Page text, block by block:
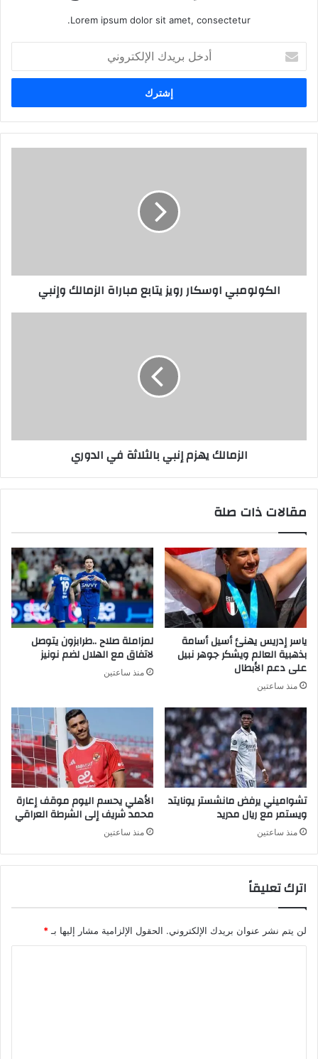
Lorem ipsum dolor sit amet, consectetur.
بريدك
الإلكتروني
الكولومبي اوسكار رويز يتابع مباراة الزمالك وإنبي
الزمالك يهزم إنبي بالثلاثة في الدوري
مقالات ذات صلة
ياسر إدريس يهنئ أسيل أسامة
بذهبية العالم ويشكر جوهر نبيل
على دعم الأبطال
منذ ساعتين
لمزاملة صلاح ..طرابزون يتوصل
لاتفاق مع الهلال لضم نونيز
منذ ساعتين
تشواميني يرفض مانشستر يونايتد
ويستمر مع ريال مدريد
منذ ساعتين
الأهلي يحسم اليوم موقف إعارة
محمد شريف إلى الشرطة العراقي
منذ ساعتين
اترك تعليقاً
لن يتم نشر عنوان بريدك الإلكتروني. الحقول الإلزامية مشار إليها بـ *